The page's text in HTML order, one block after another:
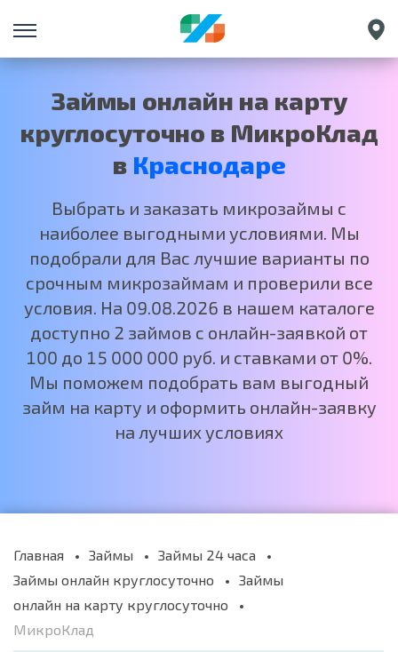
Санкт-Петербург
Нижний Новгород
Москва
Займы онлайн на карту
круглосуточно в МикроКлад
в Краснодаре
Выбрать и заказать микрозаймы с
наиболее выгодными условиями. Мы
подобрали для Вас лучшие варианты по
срочным микрозаймам и проверили все
условия. На 09.08.2026 в нашем каталоге
доступно 2 займов с онлайн-заявкой от
100 до 15 000 000 руб. и ставками от 0%.
Мы поможем подобрать вам выгодный
займ на карту и оформить онлайн-заявку
на лучших условиях
Главная Займы
Займы 24 часа
Займы онлайн круглосуточно
Займы
онлайн на карту круглосуточно
МикроКлад